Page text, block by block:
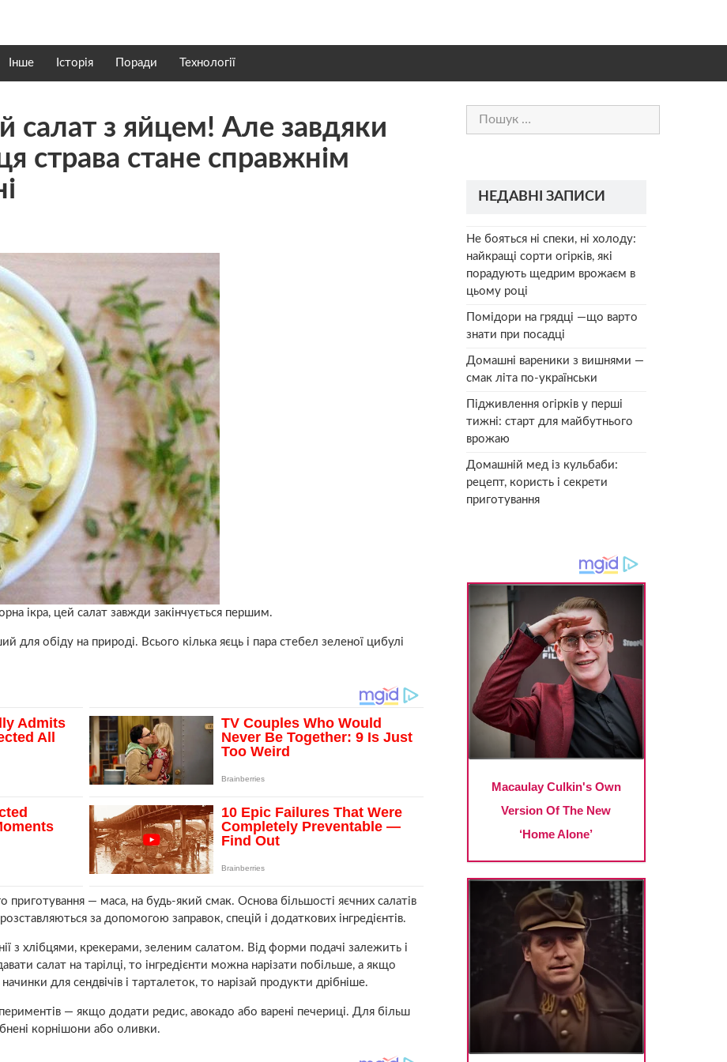
Інше Історія Поради Технології
салат з яйцем! Але завдяки
страва стане справжнім
ікра, цей салат завжди закінчується першим.
для обіду на природі. Всього кілька яєць і пара стебел зеленої цибулі
приготування — маса, на будь-який смак. Основа більшості яєчних салатів
за допомогою заправок, спецій і додаткових інгредієнтів.
з хлібцями, крекерами, зеленим салатом. Від форми подачі залежить і
салат на тарілці, то інгредієнти можна нарізати побільше, а якщо
для сендвічів і тарталеток, то нарізай продукти дрібніше.
— якщо додати редис, авокадо або варені печериці. Для більш
корнішони або оливки.
Пошук:
НЕДАВНІ ЗАПИСИ
Не бояться ні спеки, ні холоду:
найкращі сорти огірків, які
порадують щедрим врожаєм в
цьому році
Помідори на грядці —що варто
знати при посадці
Домашні вареники з вишнями —
смак літа по-українськи
Підживлення огірків у перші
тижні: старт для майбутнього
врожаю
Домашній мед із кульбаби:
рецепт, користь і секрети
приготування